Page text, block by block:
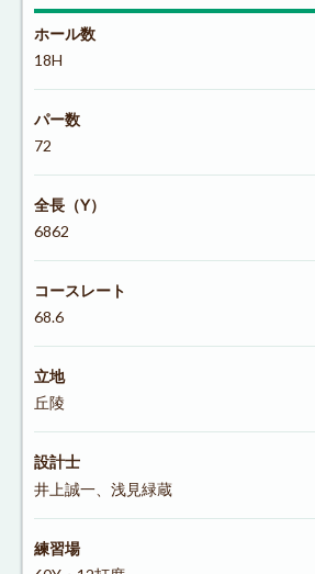
ホール数
18H
パー数
72
全長（Y）
6862
コースレート
68.6
立地
丘陵
設計士
井上誠一、浅見緑蔵
練習場